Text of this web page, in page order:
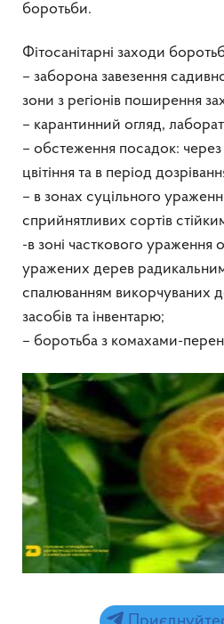
боротьби.
Фітосанітарні заходи
– заборона завезення
зони з регіонів поширення
– карантинний огляд,
– обстеження посадок: через
цвітіння та в період
– в зонах суцільного
сприйнятливих сортів
-в зоні часткового ураження
уражених дерев
спалюванням викорчуваних
засобів та інвентарю;
– боротьба з комахами-